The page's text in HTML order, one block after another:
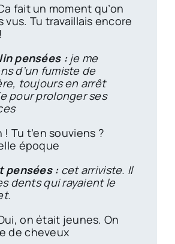
fait un moment qu’on
vus. Tu travaillais encore
pensées :je me
d’un fumiste de
toujours en arrêt
pour prolonger ses
! Tu t’en souviens ?
époque
pensées :cet arriviste. Il
dents qui rayaient le
on était jeunes. On
de cheveux